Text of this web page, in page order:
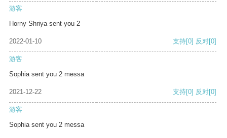
游客
Horny Shriya sent you 2
2022-01-10 支持[0] 反对[0]
游客
Sophia sent you 2 messa
2021-12-22 支持[0] 反对[0]
游客
Sophia sent you 2 messa